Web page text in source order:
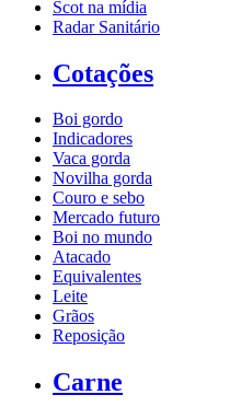
Scot na mídia
Radar Sanitário
Cotações
Boi gordo
Indicadores
Vaca gorda
Novilha gorda
Couro e sebo
Mercado futuro
Boi no mundo
Atacado
Equivalentes
Leite
Grãos
Reposição
Carne